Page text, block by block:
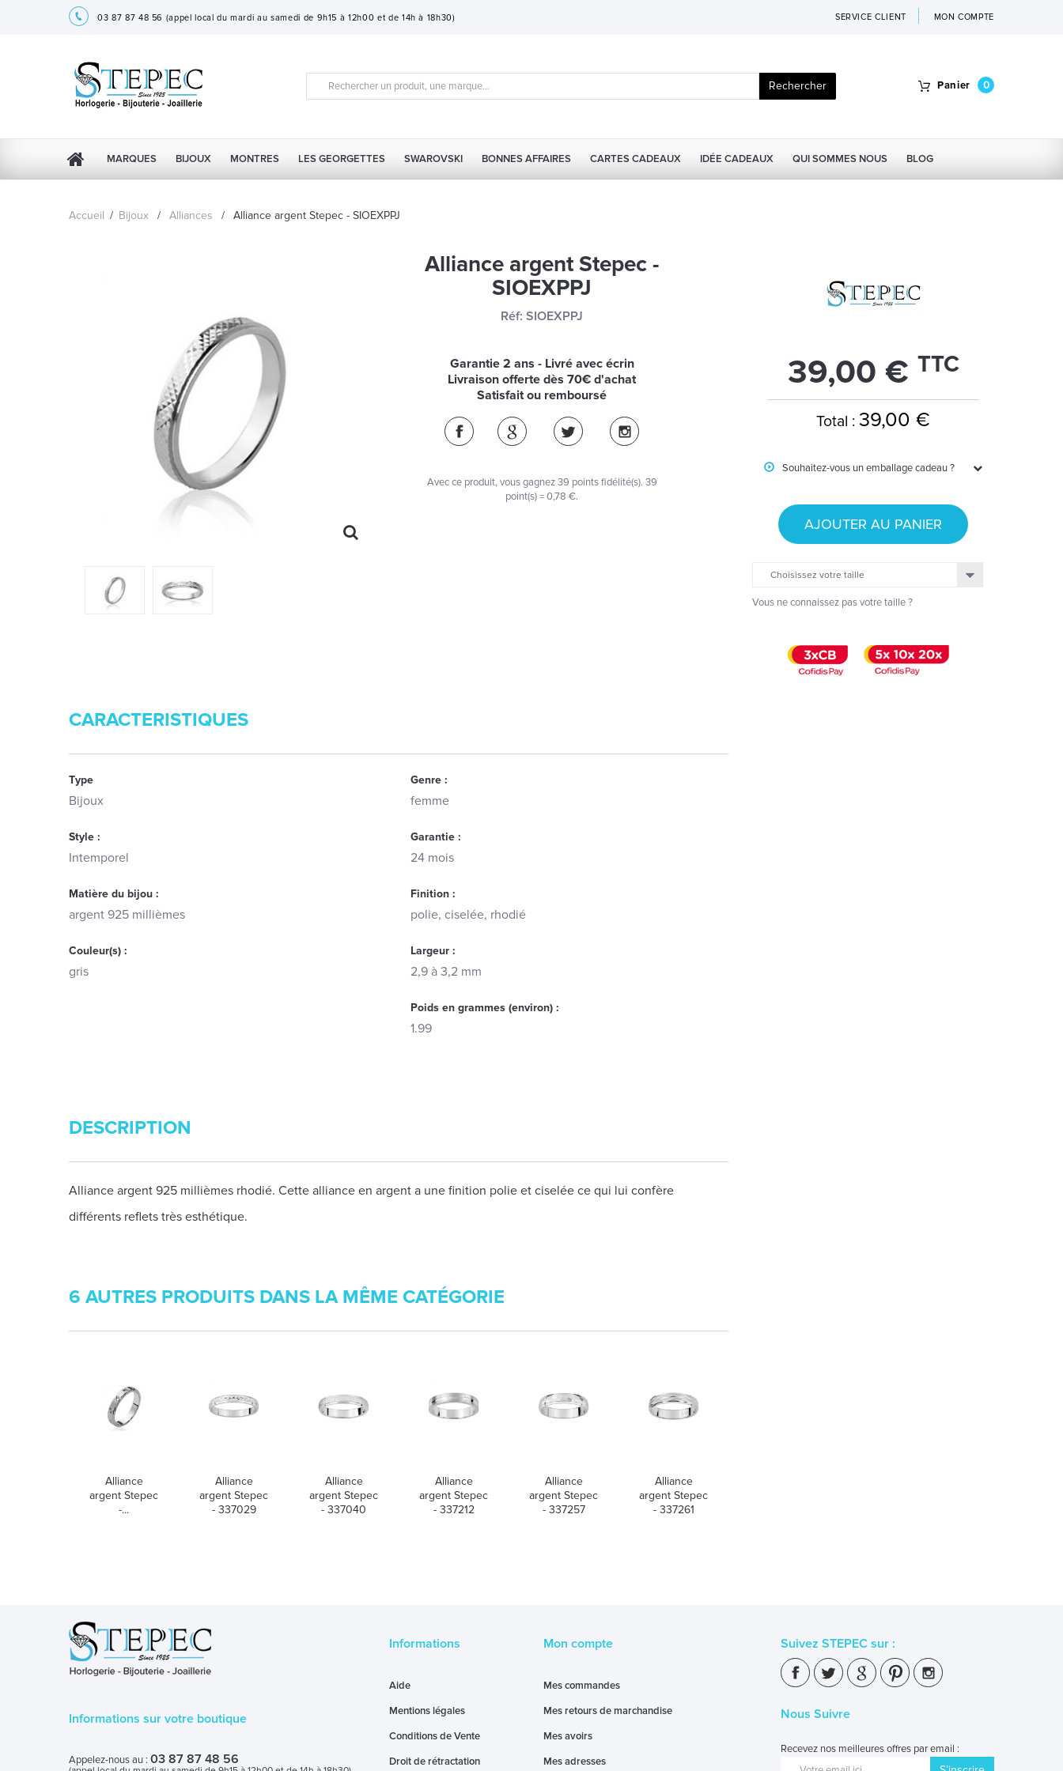
03 87 87 48 56 (appel local du mardi au samedi de 9h15 à 12h00 et de 14h à 18h30) SERVICE CLIENT MON COMPTE
Rechercher Panier 0
MARQUES BIJOUX MONTRES LES GEORGETTES SWAROVSKI BONNES AFFAIRES CARTES CADEAUX IDÉE CADEAUX QUI SOMMES NOUS BLOG
Accueil / Bijoux / Alliances / Alliance argent Stepec - SIOEXPPJ
Alliance argent Stepec -
SIOEXPPJ
Réf: SIOEXPPJ
Garantie 2 ans - Livré avec écrin
Livraison offerte dès 70€ d'achat
Satisfait ou remboursé
Avec ce produit, vous gagnez39 points fidélité(s). 39
point(s) =0,78 €.
39,00 € TTC
Total : 39,00 €
Souhaitez-vous un emballage cadeau ?
AJOUTER AU PANIER
Choisissez votre taille
Vous ne connaissez pas votre taille ?
CARACTERISTIQUES
Type
Bijoux
Genre :
femme
Style :
Intemporel
Garantie :
24 mois
Matière du bijou :
argent 925 millièmes
Finition :
polie, ciselée, rhodié
Couleur(s) :
gris
Largeur :
2,9 à 3,2 mm
Poids en grammes (environ) :
1.99
DESCRIPTION
Alliance argent 925 millièmes rhodié. Cette alliance en argent a une finition polie et ciselée ce qui lui confère
différents reflets très esthétique.
6 AUTRES PRODUITS DANS LA MÊME CATÉGORIE
Alliance
argent Stepec
-...
Alliance
argent Stepec
- 337029
Alliance
argent Stepec
- 337040
Alliance
argent Stepec
- 337212
Alliance
argent Stepec
- 337257
Alliance
argent Stepec
- 337261
Informations sur votre boutique
Appelez-nous au : 03 87 87 48 56
Informations
Aide
Mentions légales
Conditions de Vente
Droit de rétractation
Mon compte
Mes commandes
Mes retours de marchandise
Mes avoirs
Mes adresses
Suivez STEPEC sur :
Nous Suivre
Recevez nos meilleures offres par email :